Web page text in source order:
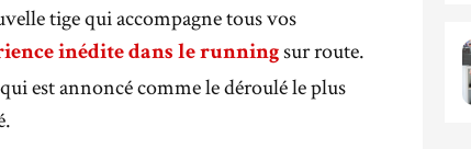
tige qui accompagne tous vos
inédite dans le runningsur route.
est annoncé comme le déroulé le plus